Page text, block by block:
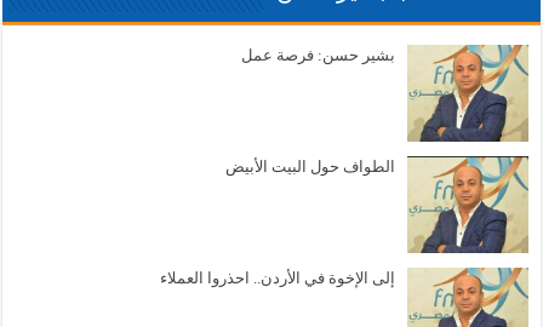
بشير حسن: فرصة عمل
الطواف حول البيت الأبيض
إلى الإخوة في الأردن.. احذروا العملاء